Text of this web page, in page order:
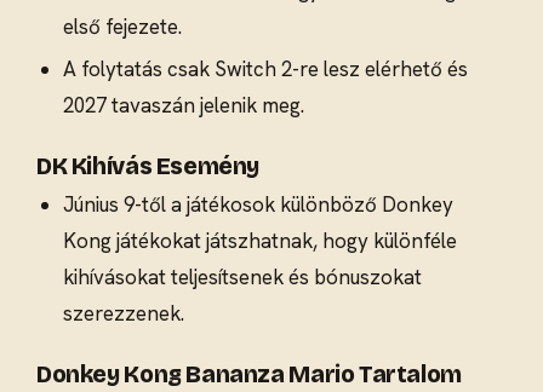
első fejezete.
A folytatás csak Switch 2-re lesz elérhető és
2027 tavaszán jelenik meg.
DK Kihívás Esemény
Június 9-től a játékosok különböző Donkey
Kong játékokat játszhatnak, hogy különféle
kihívásokat teljesítsenek és bónuszokat
szerezzenek.
Donkey Kong Bananza Mario Tartalom